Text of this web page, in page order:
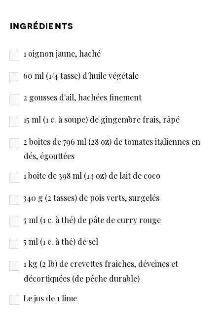
ingrédients
1 oignon jaune, haché
60 ml (1/4 tasse) d'huile végétale
2 gousses d'ail, hachées finement
15 ml (1 c. à soupe) de gingembre frais, râpé
2 boites de 796 ml (28 oz) de tomates italiennes en
dés, égouttées
1 boite de 398 ml (14 oz) de lait de coco
340 g (2 tasses) de pois verts, surgelés
5 ml (1 c. à thé) de pâte de curry rouge
5 ml (1 c. à thé) de sel
1 kg (2 lb) de crevettes fraîches, déveines et
décortiquées (de pêche durable)
Le jus de 1 lime